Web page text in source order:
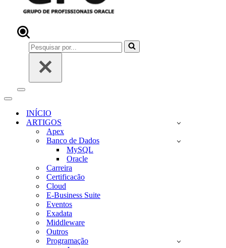
Pesquisar
por...
Menu
navegação
Menu
navegaçãoINÍCIO
ARTIGOS
Apex
Banco de Dados
MySQL
Oracle
Carreira
Certificacão
Cloud
E-Business Suite
Eventos
Exadata
Middleware
Outros
Programação